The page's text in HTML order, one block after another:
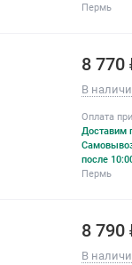
Пермь
8 770
В
Оплата
Доставим
после
Пермь
8 790
В